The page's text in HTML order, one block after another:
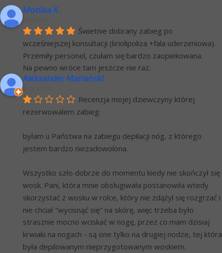
Monika K
Świetnie dobrany zabieg po
wcześniejszej konsultacji (kriolipoliza +fala uderzeniowa).
Przemiły personel, czułam się bardzo zaopiekowana.
Na pewno wróce tam jeszcze nie raz.
Aleksander Mariański
Recenzja mojej dziewczyny której
rezerwowalem zabieg:
byłam u Państwa na zabiegu depilacji nóg, z którego
jestem bardzo niezadowolona.
Wszystko szło dobrze do momentu kiedy nie skończył się
wosk. Pani, która mnie obsługiwała postanowiła wtedy
skorzystać z wosku w rolce, który nie zdążyl się rozgrzać i
nie chciał "wycisnąć się" na skórę, więc trzeba było
strasznie mocno wciskać w nogę, przez co mam dzisiaj
krwiaki na nogach - są one tylko na drugiej nodze, tej która
była depilowanym nieprzygotowanym woskiem.